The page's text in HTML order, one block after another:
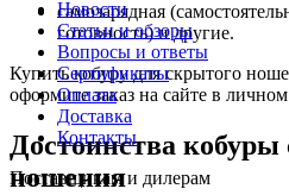
самозарядная
готовность) и другие.
Купить кобуру для скрытого
оформите заказ на сайте в
Достоинства кобуры
ношения
Новости
Статьи и обзоры
Вопросы и ответы
Сертификаты
Оплата
Доставка
Контакты
Поставщикам и дилерам